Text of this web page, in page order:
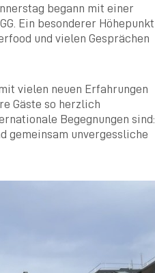
begann mit einer
Ein besonderer Höhepunkt
und vielen Gesprächen
vielen neuen Erfahrungen
Gäste so herzlich
Begegnungen sind:
gemeinsam unvergessliche